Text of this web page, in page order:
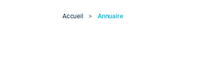
Accueil > Annuaire